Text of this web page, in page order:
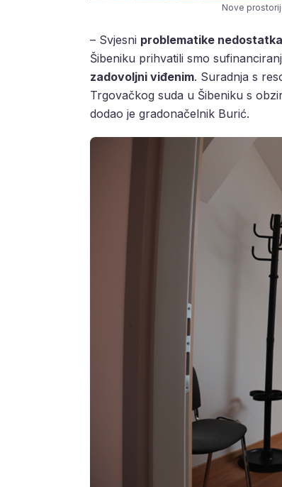
Nove
– Svjesni problematike
Šibeniku prihvatili smo
zadovoljni viđenim. Suradnja s
Trgovačkog suda u Šibeniku s
dodao je gradonačelnik Burić.